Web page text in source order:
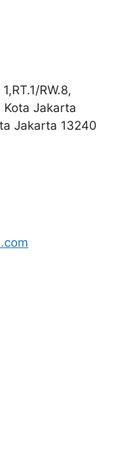
RW.8,
Kota Jakarta
Jakarta 13240